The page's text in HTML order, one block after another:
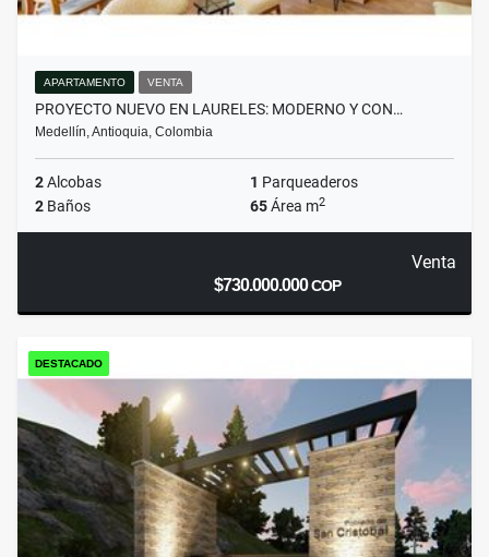
APARTAMENTO VENTA
PROYECTO NUEVO EN LAURELES: MODERNO Y CON…
Medellín, Antioquia, Colombia
2Alcobas 1 Parqueaderos
2 Baños 65Área m2
Venta
$730.000.000COP
DESTACADO